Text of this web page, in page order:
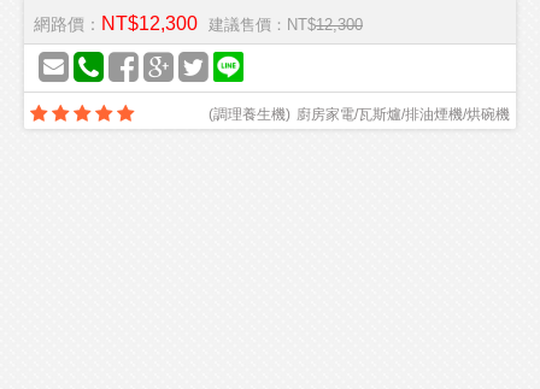
網路價： NT$12,300 建議售價：NT$12,300
廚房家電/瓦斯爐/排油煙機/烘碗機
(調理養生機)